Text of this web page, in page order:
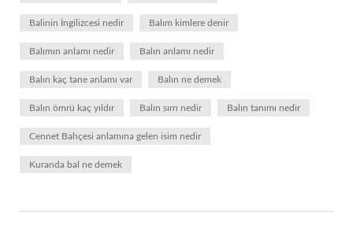
Balinin İngilizcesi nedir Balım kimlere denir
Balımın anlamı nedir Balın anlamı nedir
Balın kaç tane anlamı var Balın ne demek
Balın ömrü kaç yıldır Balın sırrı nedir Balın tanımı nedir
Cennet Bahçesi anlamına gelen isim nedir
Kuranda bal ne demek